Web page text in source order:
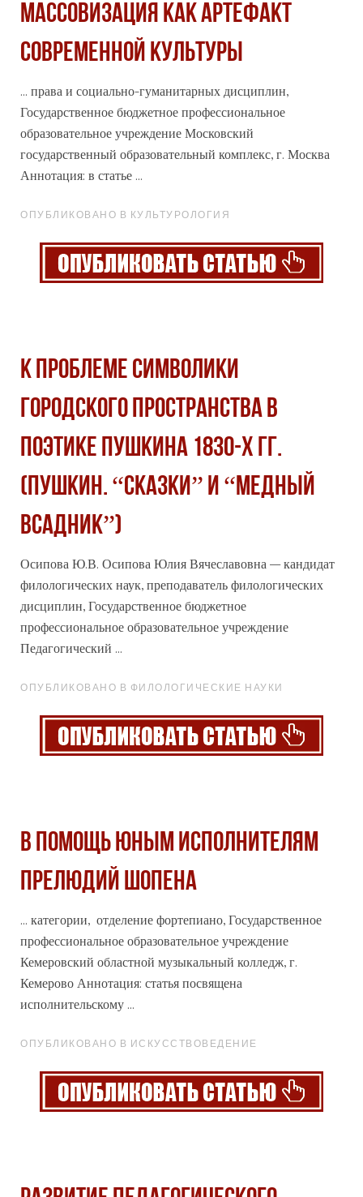
МАССОВИЗАЦИЯ КАК АРТЕФАКТ
СОВРЕМЕННОЙ КУЛЬТУРЫ
... права и социально-гуманитарных дисциплин,
Государственное бюджетное профессиональное
образовательное учреждение Московский
государственный образовательный комплекс, г. Москва
Аннотация: в статье ...
ОПУБЛИКОВАНО В КУЛЬТУРОЛОГИЯ
К ПРОБЛЕМЕ СИМВОЛИКИ
ГОРОДСКОГО ПРОСТРАНСТВА В
ПОЭТИКЕ ПУШКИНА 1830-Х ГГ.
(ПУШКИН. “СКАЗКИ” И “МЕДНЫЙ
ВСАДНИК”)
Осипова Ю.В. Осипова Юлия Вячеславовна – кандидат
филологических наук, преподаватель филологических
дисциплин, Государственное бюджетное
профессиональное образовательное учреждение
Педагогический ...
ОПУБЛИКОВАНО В ФИЛОЛОГИЧЕСКИЕ НАУКИ
В ПОМОЩЬ ЮНЫМ ИСПОЛНИТЕЛЯМ
ПРЕЛЮДИЙ ШОПЕНА
... категории, отделение фортепиано, Государственное
профессиональное образовательное учреждение
Кемеровский областной музыкальный колледж, г.
Кемерово Аннотация: статья посвящена
исполнительскому ...
ОПУБЛИКОВАНО В ИСКУССТВОВЕДЕНИЕ